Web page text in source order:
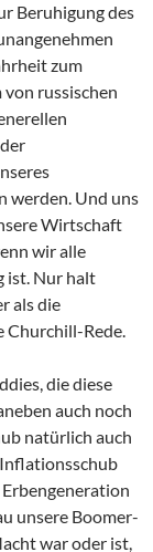
Beruhigung des
zum
von russischen
werden. Und uns
Wirtschaft
wir alle
ist. Nur halt
als die
Churchill-Rede.
die diese
auch noch
natürlich auch
unsere Boomer-
war oder ist,